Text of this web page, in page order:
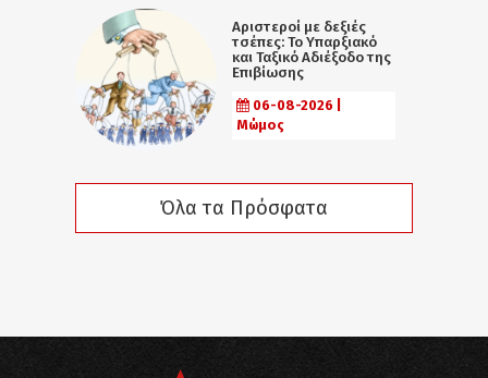
Αριστεροί με δεξιές
τσέπες: Το Υπαρξιακό
και Ταξικό Αδιέξοδο της
Επιβίωσης
06-08-2026 |
Μώμος
Όλα τα Πρόσφατα